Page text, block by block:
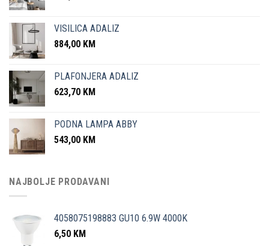
VISILICA ADALIZ
884,00 KM
PLAFONJERA ADALIZ
623,70 KM
PODNA LAMPA ABBY
543,00 KM
NAJBOLJE PRODAVANI
4058075198883 GU10 6.9W 4000K
6,50 KM